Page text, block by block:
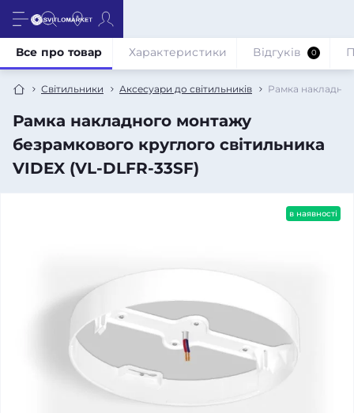
Світильники Аксесуари до світильників Рамка
Рамка накладного монтажу
безрамкового круглого світильника
VIDEX (VL-DLFR-33SF)
Все про товар Характеристики Відгуків 0
в наявності